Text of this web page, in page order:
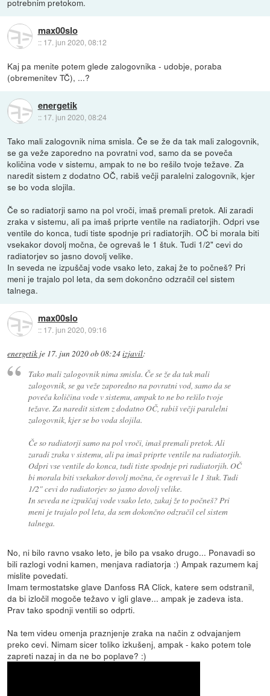
potrebnim pretokom.
max00slo
:: 17. jun 2020, 08:12
Kaj pa menite potem glede zalogovnika - udobje, poraba
(obremenitev TČ), ...?
energetik
:: 17. jun 2020, 08:24
Tako mali zalogovnik nima smisla. Če se že da tak mali zalogovnik,
se ga veže zaporedno na povratni vod, samo da se poveča
količina vode v sistemu, ampak to ne bo rešilo tvoje težave. Za
naredit sistem z dodatno OČ, rabiš večji paralelni zalogovnik, kjer
se bo voda slojila.
Če so radiatorji samo na pol vroči, imaš premali pretok. Ali zaradi
zraka v sistemu, ali pa imaš priprte ventile na radiatorjih. Odpri vse
ventile do konca, tudi tiste spodnje pri radiatorjih. OČ bi morala biti
vsekakor dovolj močna, če ogrevaš le 1 štuk. Tudi 1/2" cevi do
radiatorjev so jasno dovolj velike.
In seveda ne izpuščaj vode vsako leto, zakaj že to počneš? Pri
meni je trajalo pol leta, da sem dokončno odzračil cel sistem
talnega.
max00slo
:: 17. jun 2020, 09:16
energetik je 17. jun 2020 ob 08:24izjavil:
Tako mali zalogovnik nima smisla. Če se že da tak mali
zalogovnik, se ga veže zaporedno na povratni vod, samo da se
poveča količina vode v sistemu, ampak to ne bo rešilo tvoje
težave. Za naredit sistem z dodatno OČ, rabiš večji paralelni
zalogovnik, kjer se bo voda slojila.
Če so radiatorji samo na pol vroči, imaš premali pretok. Ali
zaradi zraka v sistemu, ali pa imaš priprte ventile na radiatorjih.
Odpri vse ventile do konca, tudi tiste spodnje pri radiatorjih. OČ
bi morala biti vsekakor dovolj močna, če ogrevaš le 1 štuk. Tudi
1/2" cevi do radiatorjev so jasno dovolj velike.
In seveda ne izpuščaj vode vsako leto, zakaj že to počneš? Pri
meni je trajalo pol leta, da sem dokončno odzračil cel sistem
talnega.
No, ni bilo ravno vsako leto, je bilo pa vsako drugo... Ponavadi so
bili razlogi vodni kamen, menjava radiatorja :) Ampak razumem kaj
mislite povedati.
Imam termostatske glave Danfoss RA Click, katere sem odstranil,
da bi izločil mogoče težavo v igli glave... ampak je zadeva ista.
Prav tako spodnji ventili so odprti.
Na tem videu omenja praznjenje zraka na način z odvajanjem
preko cevi. Nimam sicer toliko izkušenj, ampak - kako potem tole
zapreti nazaj in da ne bo poplave? :)